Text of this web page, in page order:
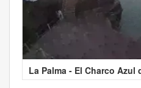
La Palma - El Charco Azul